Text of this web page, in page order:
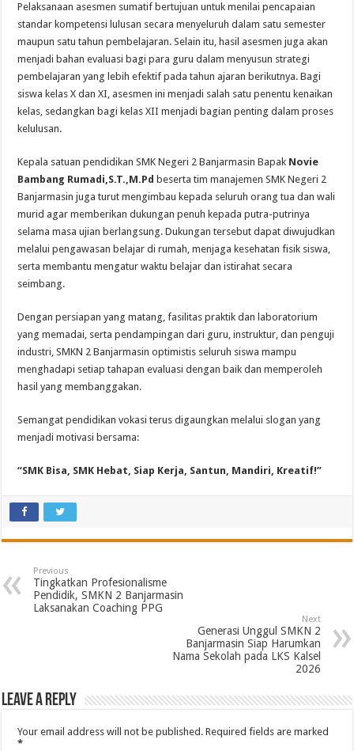
Pelaksanaan asesmen sumatif bertujuan untuk menilai pencapaian
standar kompetensi lulusan secara menyeluruh dalam satu semester
maupun satu tahun pembelajaran. Selain itu, hasil asesmen juga akan
menjadi bahan evaluasi bagi para guru dalam menyusun strategi
pembelajaran yang lebih efektif pada tahun ajaran berikutnya. Bagi
siswa kelas X dan XI, asesmen ini menjadi salah satu penentu kenaikan
kelas, sedangkan bagi kelas XII menjadi bagian penting dalam proses
kelulusan.
Kepala satuan pendidikan SMK Negeri 2 Banjarmasin Bapak Novie
Bambang Rumadi,S.T.,M.Pd beserta tim manajemenSMK Negeri 2
Banjarmasin juga turut mengimbau kepada seluruh orang tua dan wali
murid agar memberikan dukungan penuh kepada putra-putrinya
selama masa ujian berlangsung. Dukungan tersebut dapat diwujudkan
melalui pengawasan belajar di rumah, menjaga kesehatan fisik siswa,
serta membantu mengatur waktu belajar dan istirahat secara
seimbang.
Dengan persiapan yang matang, fasilitas praktik dan laboratorium
yang memadai, serta pendampingan dari guru, instruktur, dan penguji
industri, SMKN 2 Banjarmasin optimistis seluruh siswa mampu
menghadapi setiap tahapan evaluasi dengan baik dan memperoleh
hasil yang membanggakan.
Semangat pendidikan vokasi terus digaungkan melalui slogan yang
menjadi motivasi bersama:
“SMK Bisa, SMK Hebat, Siap Kerja, Santun, Mandiri, Kreatif!”
Previous
Tingkatkan Profesionalisme
Pendidik, SMKN 2 Banjarmasin
Laksanakan Coaching PPG
Next
Generasi Unggul SMKN 2
Banjarmasin Siap Harumkan
Nama Sekolah pada LKS Kalsel
2026
Leave a Reply
Your email address will not be published. Required fields are marked
*